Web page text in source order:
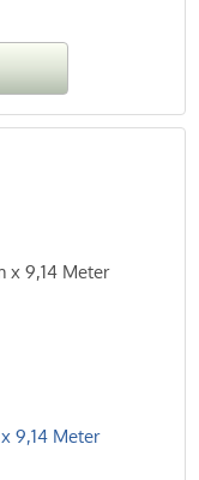
9,14 Meter